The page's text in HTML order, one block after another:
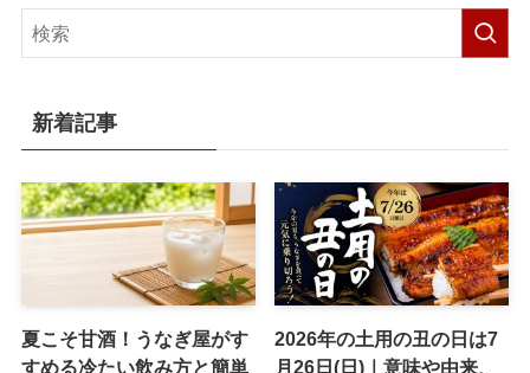
新着記事
夏こそ甘酒！うなぎ屋がす
すめる冷たい飲み方と簡単
2026年の土用の丑の日は7
月26日(日)｜意味や由来、